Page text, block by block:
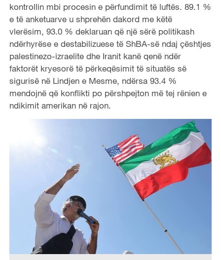
kontrollin mbi procesin e përfundimit të luftës. 89.1 %
e të anketuarve u shprehën dakord me këtë
vlerësim, 93.0 % deklaruan që një sërë politikash
ndërhyrëse e destabilizuese të ShBA-së ndaj çështjes
palestinezo-izraelite dhe Iranit kanë qenë ndër
faktorët kryesorë të përkeqësimit të situatës së
sigurisë në Lindjen e Mesme, ndërsa 93.4 %
mendojnë që konflikti po përshpejton më tej rënien e
ndikimit amerikan në rajon.